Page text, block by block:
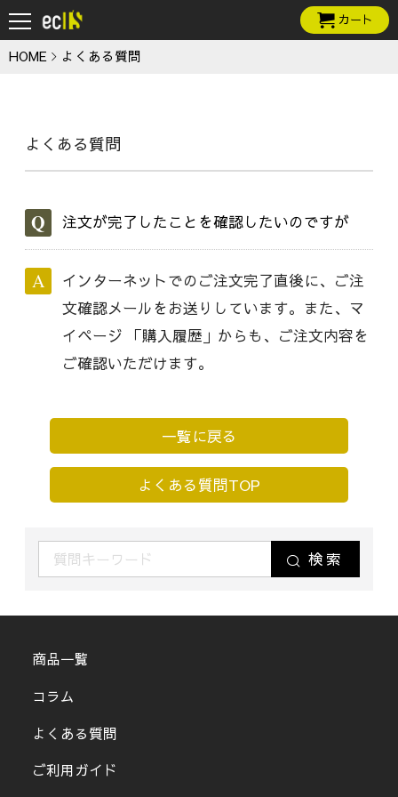
カート
HOME よくある質問
よくある質問
注文が完了したことを確認したいのですが
インターネットでのご注文完了直後に、ご注
文確認メールをお送りしています。また、マ
イページ 「購入履歴」からも、ご注文内容を
ご確認いただけます。
一覧に戻る
よくある質問TOP
検索
商品一覧
コラム
よくある質問
ご利用ガイド